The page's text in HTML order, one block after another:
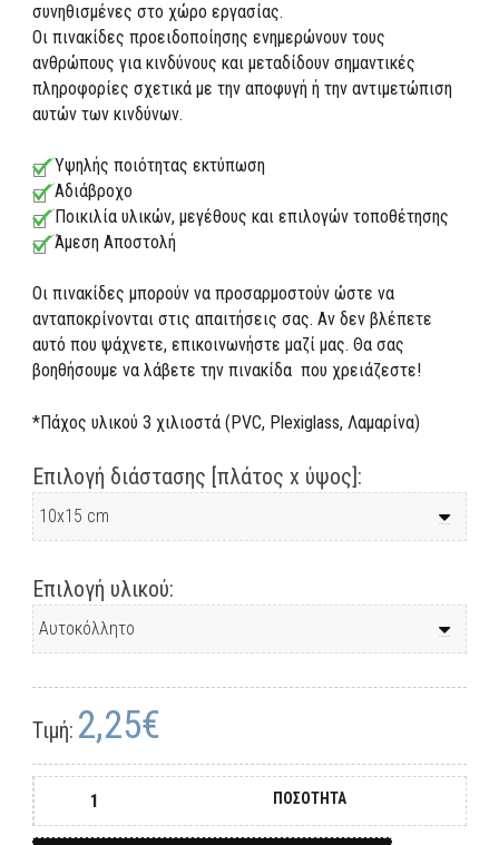
συνηθισμένες στο χώρο εργασίας.
Οι πινακίδες προειδοποίησης ενημερώνουν τους
ανθρώπους για κινδύνους και μεταδίδουν σημαντικές
πληροφορίες σχετικά με την αποφυγή ή την αντιμετώπιση
αυτών των κινδύνων.
Υψηλής ποιότητας εκτύπωση
Αδιάβροχο
Ποικιλία υλικών, μεγέθους και επιλογών τοποθέτησης
Άμεση Αποστολή
Οι πινακίδες μπορούν να προσαρμοστούν ώστε να
ανταποκρίνονται στις απαιτήσεις σας. Αν δεν βλέπετε
αυτό που ψάχνετε, επικοινωνήστε μαζί μας. Θα σας
βοηθήσουμε να λάβετε την πινακίδα που χρειάζεστε!
*Πάχος υλικού 3 χιλιοστά (PVC, Plexiglass, Λαμαρίνα)
Επιλογή διάστασης [πλάτος x ύψος]:
Επιλογή υλικού:
Τιμή: 2,25€
ΠΟΣΟΤΗΤΑ